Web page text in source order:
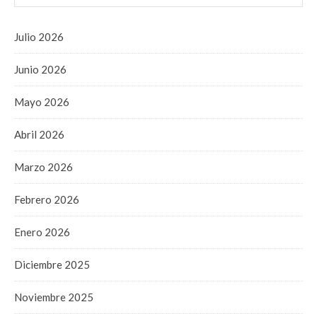
Julio 2026
Junio 2026
Mayo 2026
Abril 2026
Marzo 2026
Febrero 2026
Enero 2026
Diciembre 2025
Noviembre 2025